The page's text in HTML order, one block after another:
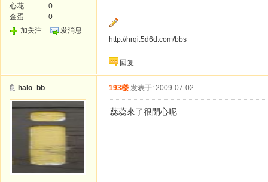
心花
0
金蛋
0
加关注
发消息
http://hrqi.5d6d.com/bbs
回复
halo_bb 193楼 发表于: 2009-07-02
蕊蕊來了很開心呢